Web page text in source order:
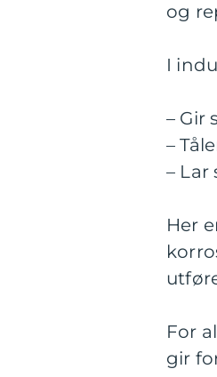
og
I
– Gir
–
–
Her
For
gir